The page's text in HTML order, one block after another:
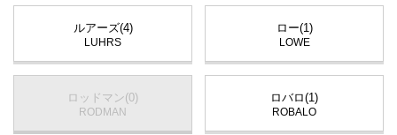
ルアーズ(4)
LUHRS
ロー(1)
LOWE
ロッドマン(0)
RODMAN
ロバロ(1)
ROBALO